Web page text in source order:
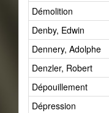
Démolition
Denby, Edwin
Dennery, Adolphe
Denzler, Robert
Dépouillement
Dépression